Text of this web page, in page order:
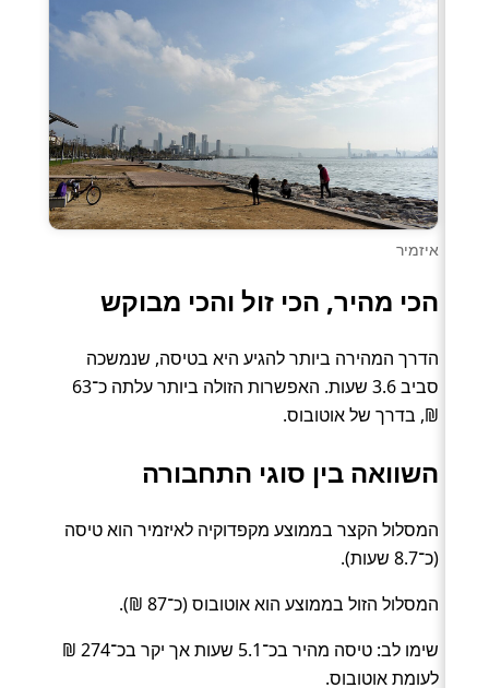
איזמיר
הכי מהיר, הכי זול והכי מבוקש
הדרך המהירה ביותר להגיע היא בטיסה, שנמשכה
סביב 3.6 שעות. האפשרות הזולה ביותר עלתה כ־63
₪, בדרך של אוטובוס.
השוואה בין סוגי התחבורה
המסלול הקצר בממוצע מקפדוקיה לאיזמיר הוא טיסה
(כ־8.7 שעות).
המסלול הזול בממוצע הוא אוטובוס (כ־87 ₪).
שימו לב: טיסה מהיר בכ־5.1 שעות אך יקר בכ־274 ₪
לעומת אוטובוס.